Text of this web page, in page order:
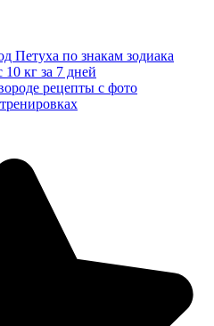
Петуха по знакам зодиака
кг за 7 дней
рецепты с фото